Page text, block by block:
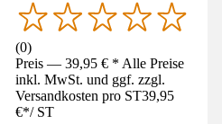
(0)
Preis — 39,95 € * Alle Preise
inkl. MwSt. und ggf. zzgl.
Versandkosten pro ST39,95
€*/ ST